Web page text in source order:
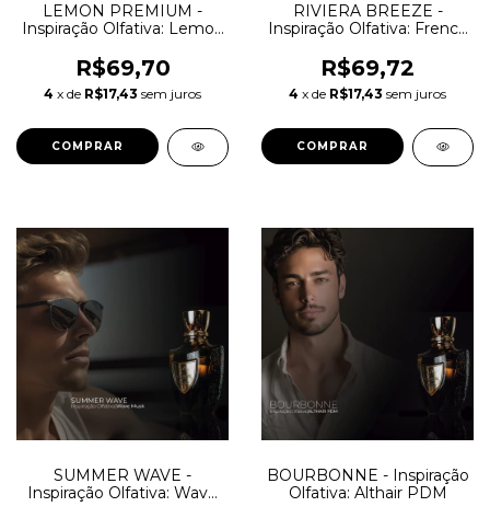
LEMON PREMIUM -
Inspiração Olfativa: Lemon
R$69,70
4 x de R$17,43 sem juros
COMPRAR
RIVIERA BREEZE -
Inspiração Olfativa: French
R$69,72
4 x de R$17,43 sem juros
COMPRAR
SUMMER WAVE -
Inspiração Olfativa: Wave
BOURBONNE - Inspiração
Olfativa: Althair PDM